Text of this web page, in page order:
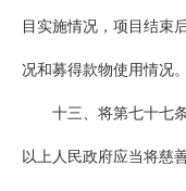
目实施情况，项目结束
况和募得款物使用情况
十三、将第七十七
以上人民政府应当将慈